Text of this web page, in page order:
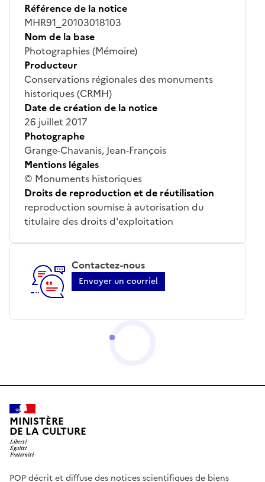
Référence de la notice
MHR91_20103018103
Nom de la base
Photographies (Mémoire)
Producteur
Conservations régionales des monuments
historiques (CRMH)
Date de création de la notice
26 juillet 2017
Photographe
Grange-Chavanis, Jean-François
Mentions légales
© Monuments historiques
Droits de reproduction et de réutilisation
reproduction soumise à autorisation du
titulaire des droits d'exploitation
Contactez-nous
Envoyer un courriel
MINISTÈRE
DE LA CULTURE
POP décrit et diffuse des notices scientifiques de biens